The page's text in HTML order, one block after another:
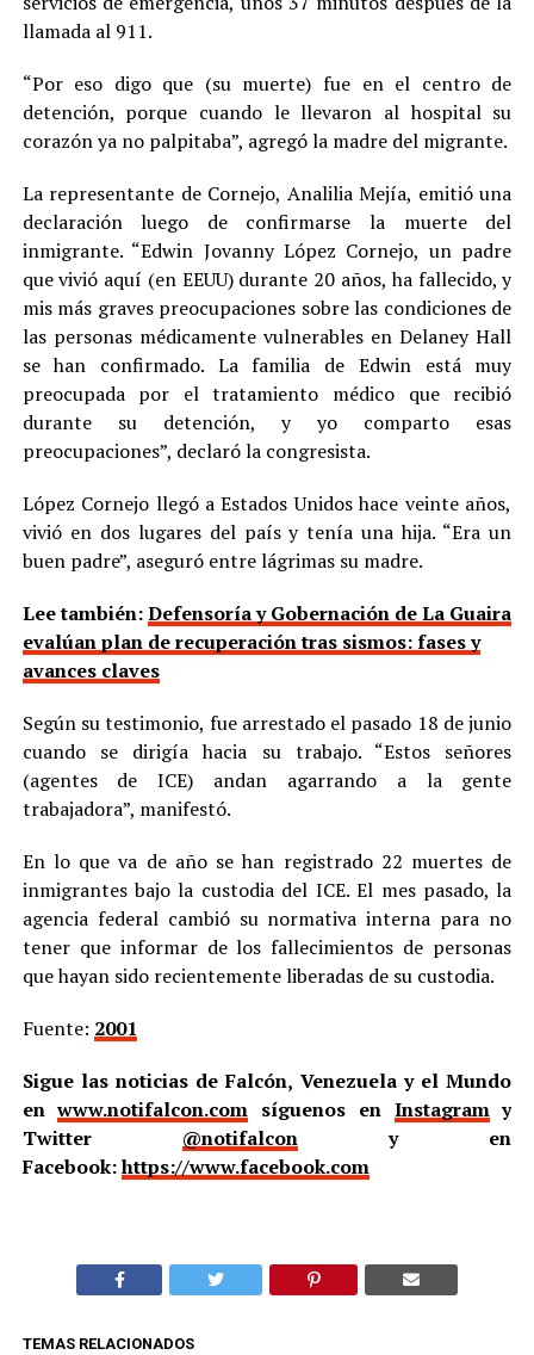
llamada al 911.
“Por eso digo que (su muerte) fue en el centro de
detención, porque cuando le llevaron al hospital su
corazón ya no palpitaba”, agregó la madre del migrante.
La representante de Cornejo, Analilia Mejía, emitió una
declaración luego de confirmarse la muerte del
inmigrante. “Edwin Jovanny López Cornejo, un padre
que vivió aquí (en EEUU) durante 20 años, ha fallecido, y
mis más graves preocupaciones sobre las condiciones de
las personas médicamente vulnerables en Delaney Hall
se han confirmado. La familia de Edwin está muy
preocupada por el tratamiento médico que recibió
durante su detención, y yo comparto esas
preocupaciones”, declaró la congresista.
López Cornejo llegó a Estados Unidos hace veinte años,
vivió en dos lugares del país y tenía una hija. “Era un
buen padre”, aseguró entre lágrimas su madre.
Lee también:Defensoría y Gobernación de La Guaira
evalúan plan de recuperación tras sismos: fases y
avances claves
Según su testimonio, fue arrestado el pasado 18 de junio
cuando se dirigía hacia su trabajo. “Estos señores
(agentes de ICE) andan agarrando a la gente
trabajadora”, manifestó.
En lo que va de año se han registrado 22 muertes de
inmigrantes bajo la custodia del ICE. El mes pasado, la
agencia federal cambió su normativa interna para no
tener que informar de los fallecimientos de personas
que hayan sido recientemente liberadas de su custodia.
Fuente: 2001
Sigue las noticias de Falcón, Venezuela y el Mundo
enwww.notifalcon.com síguenos en Instagramy
Twitter @notifalcony en
Facebook:https://www.facebook.com
TEMAS RELACIONADOS